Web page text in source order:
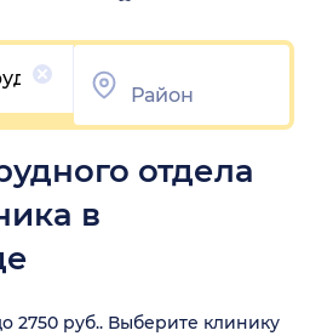
отдела
в
2750 руб.. Выберите клинику